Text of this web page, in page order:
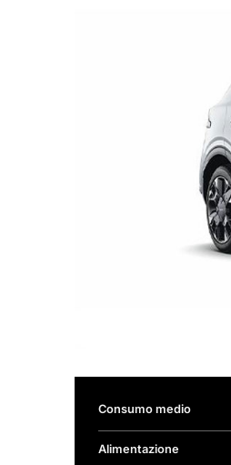
Consumo medio
Alimentazione